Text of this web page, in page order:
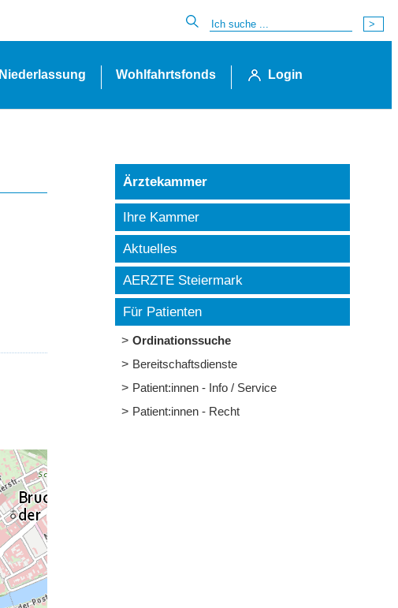
Niederlassung Wohlfahrtsfonds Login
Ärztekammer
Ihre Kammer
Aktuelles
AERZTE Steiermark
Für Patienten
Ordinationssuche
Bereitschaftsdienste
Patient:innen - Info / Service
Patient:innen - Recht